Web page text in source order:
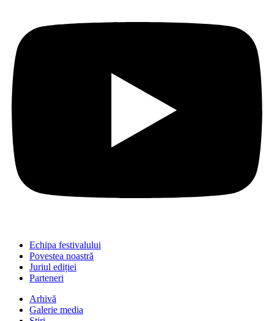
Echipa festivalului
Povestea noastră
Juriul ediției
Parteneri
Arhivă
Galerie media